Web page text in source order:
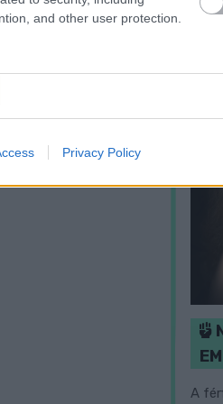
and other user protection.
Privacy Policy
A